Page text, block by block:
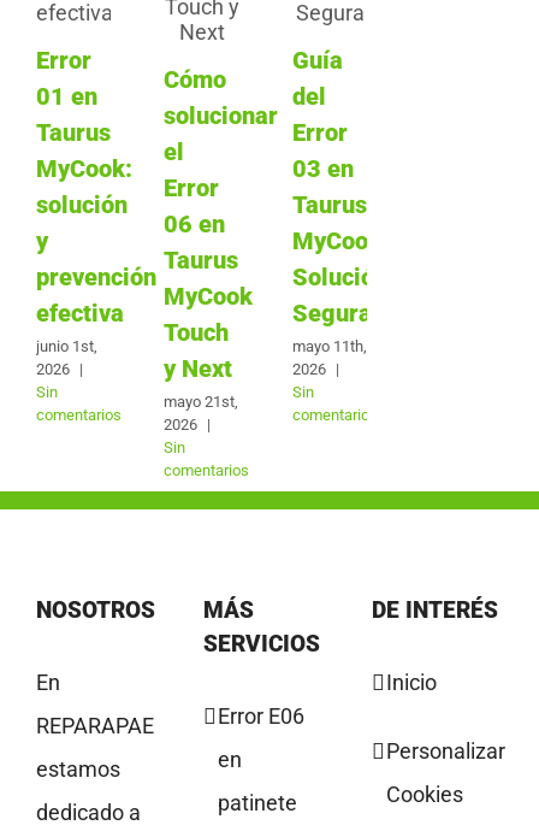
Error
01 en
Taurus
MyCook:
solución
y
prevención
efectiva
junio 1st,
2026 |
Sin
comentarios
Cómo
solucionar
el
Error
06 en
Taurus
MyCook
Touch
y Next
mayo 21st,
2026 |
Sin
comentarios
Guía
del
Error
03 en
Taurus
MyCook:
Solución
Segura
mayo 11th,
2026
|
Sin
comentarios
NOSOTROS
En
REPARAPAE
estamos
dedicado a
MÁS
SERVICIOS
Error E06
en
patinete
DE INTERÉS
Inicio
Personalizar
Cookies